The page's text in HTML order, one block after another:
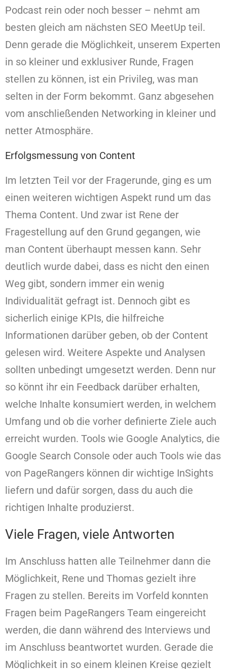
Podcast rein oder noch besser – nehmt am
besten gleich am nächsten SEO MeetUp teil.
Denn gerade die Möglichkeit, unserem Experten
in so kleiner und exklusiver Runde, Fragen
stellen zu können, ist ein Privileg, was man
selten in der Form bekommt. Ganz abgesehen
vom anschließenden Networking in kleiner und
netter Atmosphäre.
Erfolgsmessung von Content
Im letzten Teil vor der Fragerunde, ging es um
einen weiteren wichtigen Aspekt rund um das
Thema Content. Und zwar ist Rene der
Fragestellung auf den Grund gegangen, wie
man Content überhaupt messen kann. Sehr
deutlich wurde dabei, dass es nicht den einen
Weg gibt, sondern immer ein wenig
Individualität gefragt ist. Dennoch gibt es
sicherlich einige KPIs, die hilfreiche
Informationen darüber geben, ob der Content
gelesen wird. Weitere Aspekte und Analysen
sollten unbedingt umgesetzt werden. Denn nur
so könnt ihr ein Feedback darüber erhalten,
welche Inhalte konsumiert werden, in welchem
Umfang und ob die vorher definierte Ziele auch
erreicht wurden. Tools wie Google Analytics, die
Google Search Console oder auch Tools wie das
von PageRangers können dir wichtige InSights
liefern und dafür sorgen, dass du auch die
richtigen Inhalte produzierst.
Viele Fragen, viele Antworten
Im Anschluss hatten alle Teilnehmer dann die
Möglichkeit, Rene und Thomas gezielt ihre
Fragen zu stellen. Bereits im Vorfeld konnten
Fragen beim PageRangers Team eingereicht
werden, die dann während des Interviews und
im Anschluss beantwortet wurden. Gerade die
Möglichkeit in so einem kleinen Kreise gezielt